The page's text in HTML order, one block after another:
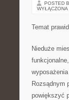
POSTED
WYŁĄCZONA
Temat
Nieduże
Rozsądnym
powiększyć